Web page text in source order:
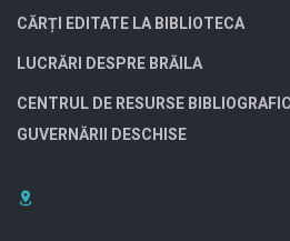
CĂRȚI EDITATE LA BIBLIOTECA
LUCRĂRI DESPRE BRĂILA
CENTRUL DE RESURSE
GUVERNĂRII DESCHISE